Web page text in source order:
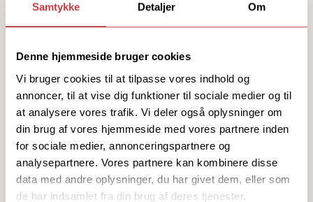
Samtykke Detaljer Om
Denne hjemmeside bruger cookies
Vi bruger cookies til at tilpasse vores indhold og
annoncer, til at vise dig funktioner til sociale medier og til
at analysere vores trafik. Vi deler også oplysninger om
din brug af vores hjemmeside med vores partnere inden
for sociale medier, annonceringspartnere og
analysepartnere. Vores partnere kan kombinere disse
data med andre oplysninger, du har givet dem, eller som
de har indsamlet fra din brug af deres tjenester.
studieretningens fokus på international politik og
aktuelle udfordringer i en globaliseret verden.
"Jeg valgte linjen, fordi jeg godt kan
lide at arbejde med både sprog,
samfund og internationale vinkler.
Kombinationen af engelsk,
samfundsfag og business giver en
god forståelse af den internationale
verden og de økonomiske
sammenhænge."
Frederik Tomoki Morimoto Gebel 2.b